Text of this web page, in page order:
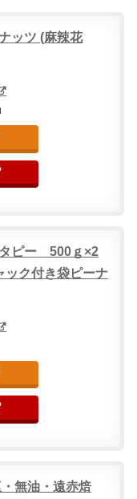
ッツ (麻辣花
ピー 500ｇ×2
ック付き袋ピーナ
無油・遠赤焙